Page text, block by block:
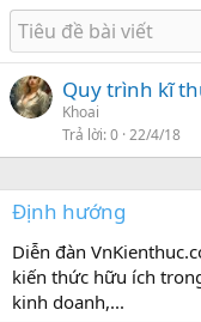
Quy trình kĩ
Khoai
Trả lời 0 22/4/18
Định hướng
Diễn đàn
kiến thức hữu ích
kinh doanh,...